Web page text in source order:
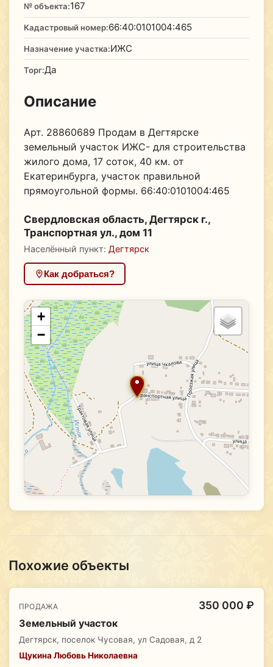
№ объекта:167
Кадастровый номер:66:40:0101004:465
Назначение участка:ИЖС
Торг:Да
Описание
Арт. 28860689 Продам в Дегтярске
земельный участок ИЖС- для строительства
жилого дома, 17 соток, 40 км. от
Екатеринбурга, участок правильной
прямоугольной формы. 66:40:0101004:465
Свердловская область, Дегтярск г.,
Транспортная ул., дом 11
Населённый пункт: Дегтярск
Как добраться?
+
−
Похожие объекты
ПРОДАЖА 350 000 ₽
Земельный участок
Дегтярск, поселок Чусовая, ул Садовая, д 2
Щукина Любовь Николаевна